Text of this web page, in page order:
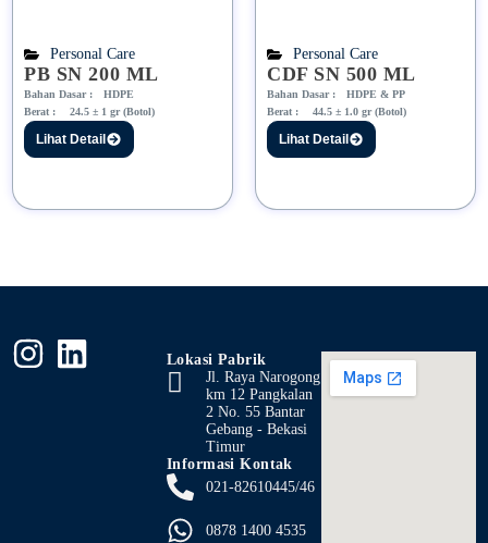
Personal Care
PB SN 200 ML
Bahan Dasar :
HDPE
Berat :
24.5 ± 1 gr (Botol)
Lihat Detail
Personal Care
CDF SN 500 ML
Bahan Dasar :
HDPE & PP
Berat :
44.5 ± 1.0 gr (Botol)
Lihat Detail
Lokasi Pabrik
Jl. Raya Narogong
km 12 Pangkalan
2 No. 55 Bantar
Gebang - Bekasi
Timur
Informasi Kontak
021-82610445/46
0878 1400 4535